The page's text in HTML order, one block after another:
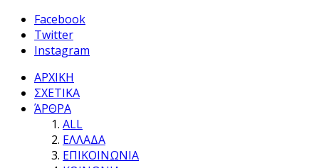
Facebook
Twitter
Instagram
ΑΡΧΙΚΗ
ΣΧΕΤΙΚΑ
ΆΡΘΡΑ
ALL
ΕΛΛΑΔΑ
ΕΠΙΚΟΙΝΩΝΙΑ